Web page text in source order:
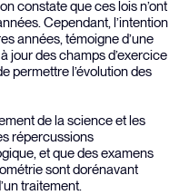
constate que ces lois n’ont
Cependant, l’intention
années, témoigne d’une
jour des champs d’exercice
permettre l’évolution des
de la science et les
répercussions
et que des examens
sont dorénavant
traitement.